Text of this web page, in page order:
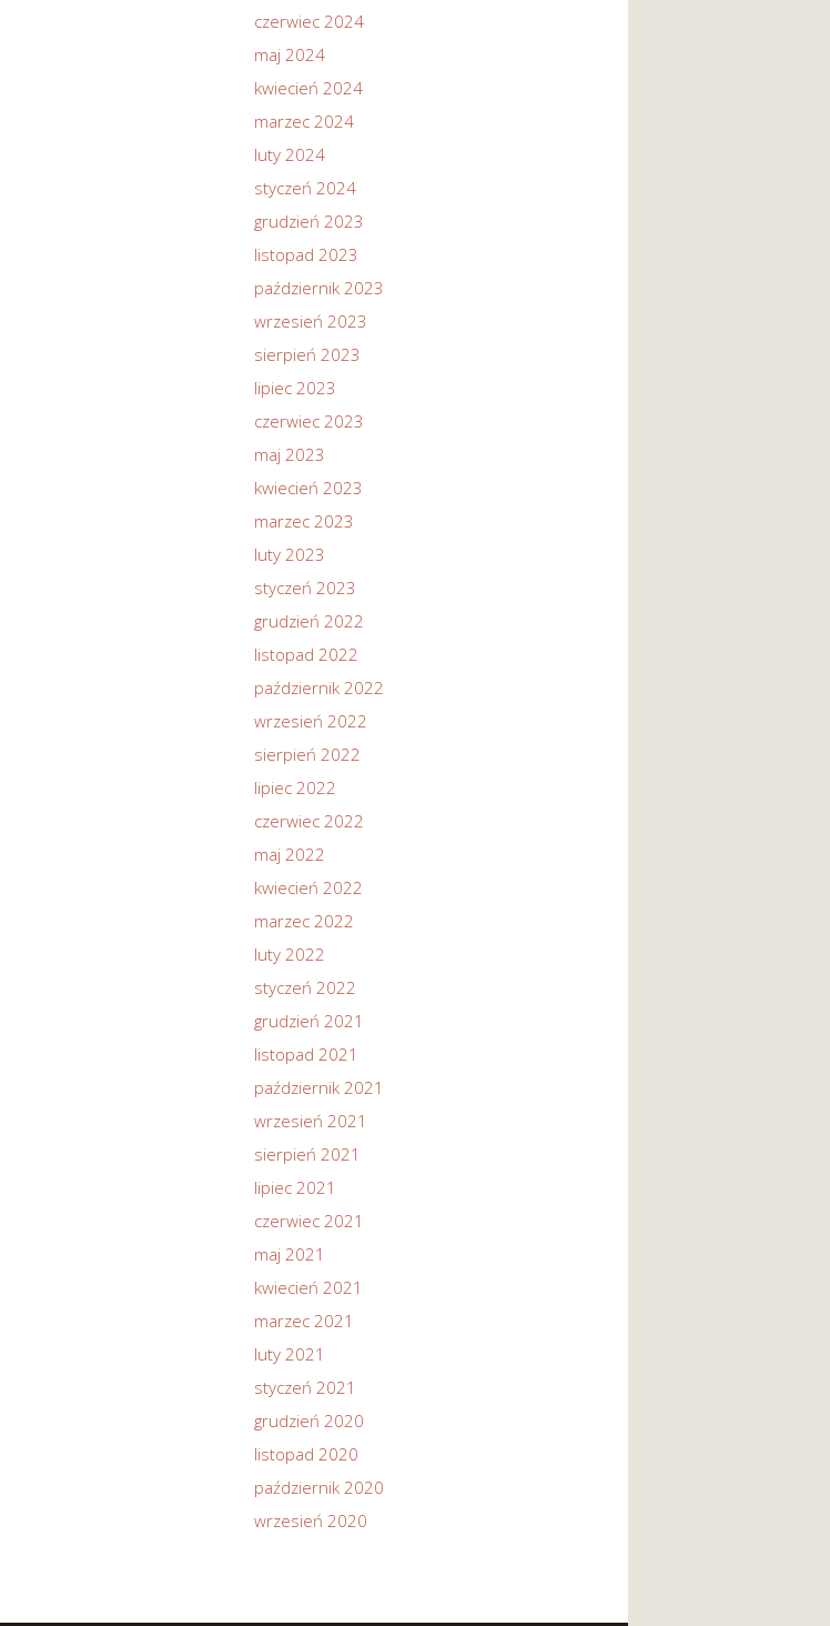
czerwiec 2024
maj 2024
kwiecień 2024
marzec 2024
luty 2024
styczeń 2024
grudzień 2023
listopad 2023
październik 2023
wrzesień 2023
sierpień 2023
lipiec 2023
czerwiec 2023
maj 2023
kwiecień 2023
marzec 2023
luty 2023
styczeń 2023
grudzień 2022
listopad 2022
październik 2022
wrzesień 2022
sierpień 2022
lipiec 2022
czerwiec 2022
maj 2022
kwiecień 2022
marzec 2022
luty 2022
styczeń 2022
grudzień 2021
listopad 2021
październik 2021
wrzesień 2021
sierpień 2021
lipiec 2021
czerwiec 2021
maj 2021
kwiecień 2021
marzec 2021
luty 2021
styczeń 2021
grudzień 2020
listopad 2020
październik 2020
wrzesień 2020